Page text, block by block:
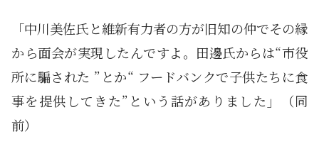
「中川美佐氏と維新有力者の方が旧知の仲でその縁
から面会が実現したんですよ。田邊氏からは“市役
所に騙された ”とか“ フードバンクで子供たちに食
事を提供してきた”という話がありました」（同
前）